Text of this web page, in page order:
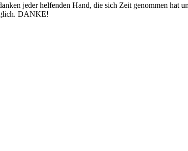
jeder helfenden Hand, die sich Zeit genommen hat
DANKE!